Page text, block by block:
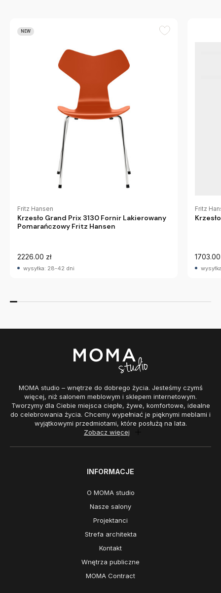
NEW
Fritz Hansen
Krzesło Grand Prix 3130 Fornir Lakierowany
Pomarańczowy Fritz Hansen
2226.00 zł
wysyłka: 28-42 dni
Fritz
1703.00
MOMA studio – wnętrze do dobrego życia. Jesteśmy czymś
więcej, niż salonem meblowym i sklepem internetowym.
Tworzymy dla Ciebie miejsca ciepłe, żywe, komfortowe, idealne
do celebrowania życia. Chcemy wypełniać je pięknymi meblami i
wyjątkowymi przedmiotami, które posłużą na lata.
Zobacz więcej
INFORMACJE
O MOMA studio
Nasze salony
Projektanci
Strefa architekta
Kontakt
Wnętrza publiczne
MOMA Contract